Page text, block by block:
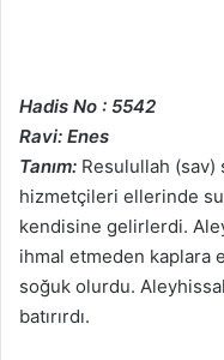
Hadis No : 5542
Ravi: Enes
Tanım: Resulullah (sav)
hizmetçileri ellerinde
kendisine gelirlerdi.
ihmal etmeden kaplara
soğuk olurdu.
batırırdı.